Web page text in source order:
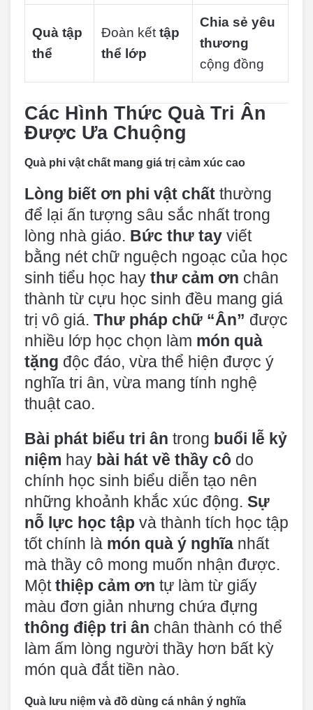
Quà tập
thể
Đoàn kết tập
thể lớp
Chia sẻ yêu
thương
cộng đồng
Các Hình Thức Quà Tri Ân
Được Ưa Chuộng
Quà phi vật chất mang giá trị cảm xúc cao
Lòng biết ơn phi vật chất thường
để lại ấn tượng sâu sắc nhất trong
lòng nhà giáo. Bức thư tay viết
bằng nét chữ nguệch ngoạc của học
sinh tiểu học hay thư cảm ơn chân
thành từ cựu học sinh đều mang giá
trị vô giá. Thư pháp chữ “Ân” được
nhiều lớp học chọn làm món quà
tặng độc đáo, vừa thể hiện được ý
nghĩa tri ân, vừa mang tính nghệ
thuật cao.
Bài phát biểu tri ân trong buổi lễ kỷ
niệm hay bài hát về thầy cô do
chính học sinh biểu diễn tạo nên
những khoảnh khắc xúc động. Sự
nỗ lực học tập và thành tích học tập
tốt chính là món quà ý nghĩa nhất
mà thầy cô mong muốn nhận được.
Mộtthiệp cảm ơn tự làm từ giấy
màu đơn giản nhưng chứa đựng
thông điệp tri ân chân thành có thể
làm ấm lòng người thầy hơn bất kỳ
món quà đắt tiền nào.
Quà lưu niệm và đồ dùng cá nhân ý nghĩa